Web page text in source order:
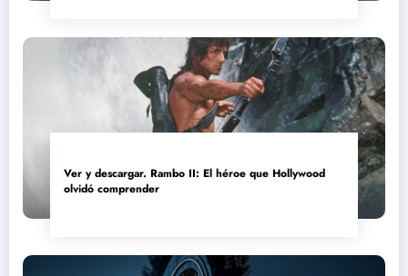
Ver y descargar. Rambo II: El héroe que Hollywood
olvidó comprender